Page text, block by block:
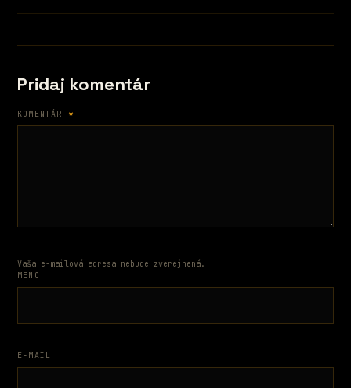
Pridaj komentár
KOMENTÁR *
Vaša e-mailová adresa nebude zverejnená.
MENO
E-MAIL